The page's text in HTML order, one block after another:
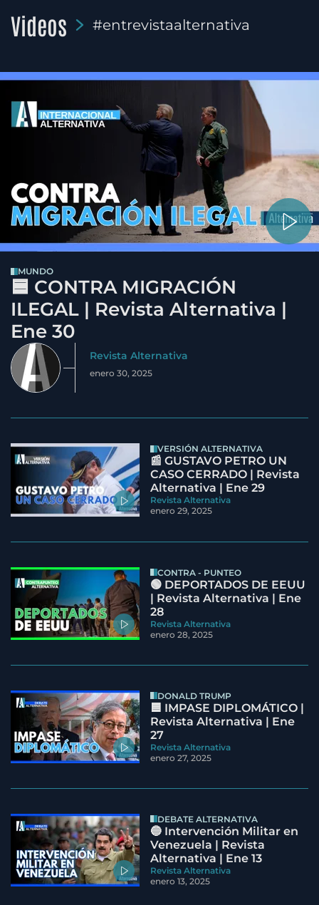
Videos #entrevistaalternativa
MUNDO
🟦 CONTRA MIGRACIÓN
ILEGAL | Revista Alternativa |
Ene 30
Revista Alternativa
enero 30, 2025
VERSIÓN ALTERNATIVA
📰 GUSTAVO PETRO UN
CASO CERRADO | Revista
Alternativa | Ene 29
Revista Alternativa
enero 29, 2025
CONTRA - PUNTEO
🟢 DEPORTADOS DE EEUU
| Revista Alternativa | Ene
28
Revista Alternativa
enero 28, 2025
DONALD TRUMP
🟦 IMPASE DIPLOMÁTICO |
Revista Alternativa | Ene
27
Revista Alternativa
enero 27, 2025
DEBATE ALTERNATIVA
🔵 Intervención Militar en
Venezuela | Revista
Alternativa | Ene 13
Revista Alternativa
enero 13, 2025